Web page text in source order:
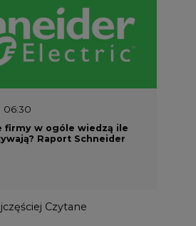
06:30
firmy w ogóle wiedzą ile
Raport Schneider
Czytane